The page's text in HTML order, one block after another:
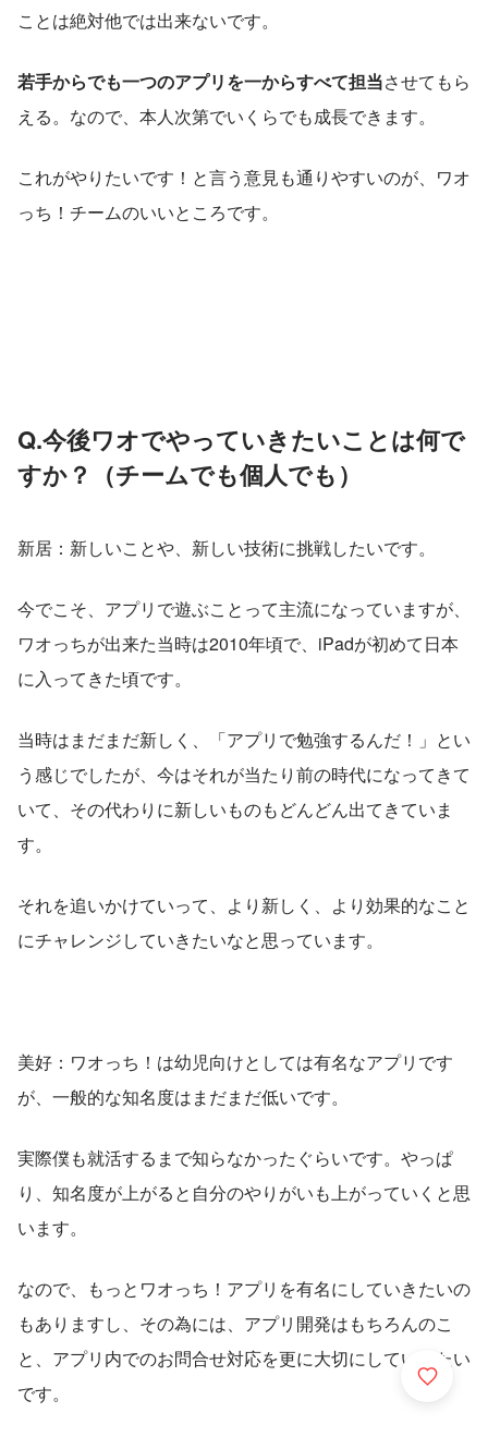
ことは絶対他では出来ないです。
若手からでも一つのアプリを一からすべて担当させてもら
える。なので、本人次第でいくらでも成長できます。
これがやりたいです！と言う意見も通りやすいのが、ワオ
っち！チームのいいところです。
Q.今後ワオでやっていきたいことは何で
すか？（チームでも個人でも）
新居：新しいことや、新しい技術に挑戦したいです。
今でこそ、アプリで遊ぶことって主流になっていますが、
ワオっちが出来た当時は2010年頃で、iPadが初めて日本
に入ってきた頃です。
当時はまだまだ新しく、「アプリで勉強するんだ！」とい
う感じでしたが、今はそれが当たり前の時代になってきて
いて、その代わりに新しいものもどんどん出てきていま
す。
それを追いかけていって、より新しく、より効果的なこと
にチャレンジしていきたいなと思っています。
美好：ワオっち！は幼児向けとしては有名なアプリです
が、一般的な知名度はまだまだ低いです。
実際僕も就活するまで知らなかったぐらいです。やっぱ
り、知名度が上がると自分のやりがいも上がっていくと思
います。
なので、もっとワオっち！アプリを有名にしていきたいの
もありますし、その為には、アプリ開発はもちろんのこ
と、アプリ内でのお問合せ対応を更に大切にしていきたい
です。